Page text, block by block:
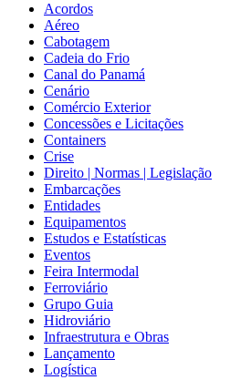
Acordos
Aéreo
Cabotagem
Cadeia do Frio
Canal do Panamá
Cenário
Comércio Exterior
Concessões e Licitações
Containers
Crise
Direito | Normas | Legislação
Embarcações
Entidades
Equipamentos
Estudos e Estatísticas
Eventos
Feira Intermodal
Ferroviário
Grupo Guia
Hidroviário
Infraestrutura e Obras
Lançamento
Logística